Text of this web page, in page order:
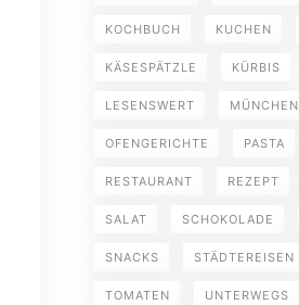
KOCHBUCH KUCHEN
KÄSESPÄTZLE KÜRBIS
LESENSWERT MÜNCHEN
OFENGERICHTE PASTA
RESTAURANT REZEPT
SALAT SCHOKOLADE
SNACKS STÄDTEREISEN
TOMATEN UNTERWEGS